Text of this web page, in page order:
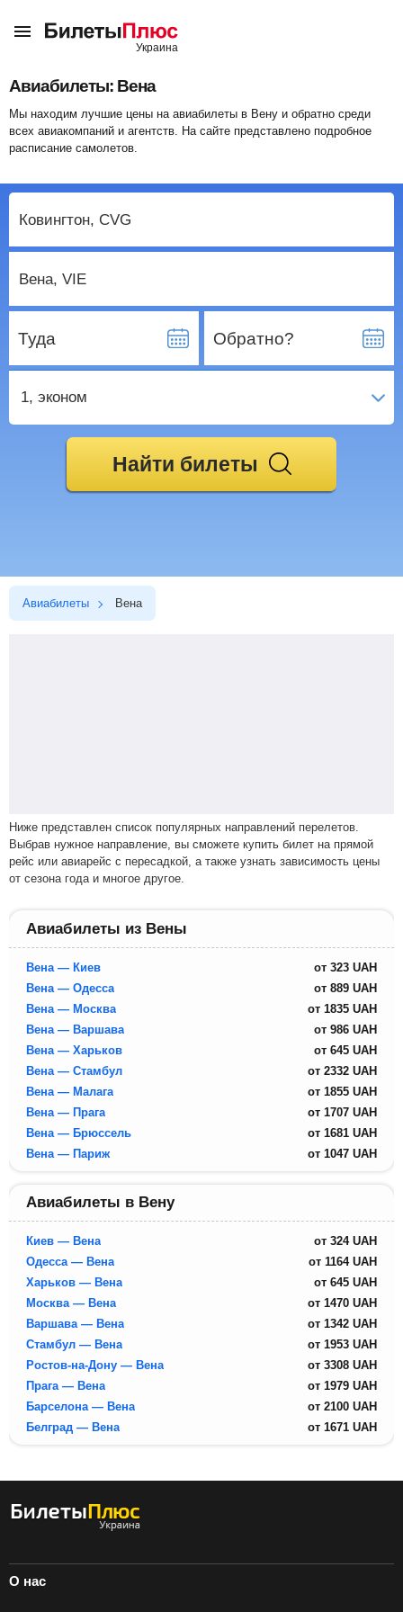
Авиабилеты: Вена
Мы находим лучшие цены на авиабилеты в Вену и обратно среди
всех авиакомпаний и агентств. На сайте представлено подробное
расписание самолетов.
Туда Обратно?
1, эконом
Найти билеты
Авиабилеты Вена
Ниже представлен список популярных направлений перелетов.
Выбрав нужное направление, вы сможете купить билет на прямой
рейс или авиарейс с пересадкой, а также узнать зависимость цены
от сезона года и многое другое.
Авиабилеты из Вены
Вена — Киев от 323 UAH
Вена — Одесса
от 889 UAH
Вена — Москва
от 1835 UAH
Вена — Варшава
от 986 UAH
Вена — Харьков
от 645 UAH
Вена — Стамбул
от 2332 UAH
Вена — Малага
от 1855 UAH
Вена — Прага
от 1707 UAH
Вена — Брюссель
от 1681 UAH
Вена — Париж
от 1047 UAH
Авиабилеты в Вену
Киев — Вена от 324 UAH
Одесса — Вена
от 1164 UAH
Харьков — Вена
от 645 UAH
Москва — Вена
от 1470 UAH
Варшава — Вена
от 1342 UAH
Стамбул — Вена
от 1953 UAH
Ростов-на-Дону — Вена
от 3308 UAH
Прага — Вена
от 1979 UAH
Барселона — Вена
от 2100 UAH
Белград — Вена
от 1671 UAH
О нас